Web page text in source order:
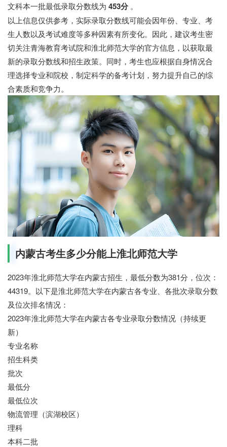
文科本一批最低录取分数线为 453分。
以上信息仅供参考，实际录取分数线可能会因年份、专业、考
生人数以及考试难度等多种因素有所变化。因此，建议考生密
切关注青海教育考试院和淮北师范大学的官方信息，以获取最
新的录取分数线和招生政策。同时，考生也应根据自身情况合
理选择专业和院校，制定科学的备考计划，努力提升自己的综
合素质和竞争力。
内蒙古考生多少分能上淮北师范大学
2023年淮北师范大学在内蒙古招生，最低分数为381分，位次：
44319。以下是淮北师范大学在内蒙古各专业、各批次录取分数
及位次排名情况：
2023年淮北师范大学在内蒙古各专业录取分数情况（持续更
新）
专业名称
招生科类
批次
最低分
最低位次
物流管理（滨湖校区）
理科
本科二批